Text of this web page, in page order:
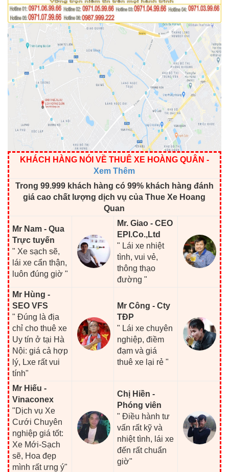
KHÁCH HÀNG NÓI VỀ THUÊ XE HOÀNG QUÂN -
Xem Thêm
Trong 99.999 khách hàng có 99% khách hàng đánh
giá cao chất lượng dịch vụ của Thue Xe Hoang
Quan
Mr Nam - Qua
Trực tuyến
" Xe sạch sẽ,
lái xe cẩn thận,
luôn đúng giờ "
Mr. Giao - CEO
EPI.Co.,Ltd
" Lái xe nhiệt
tình, vui vẻ,
thông thạo
đường "
Mr Hùng -
SEO VFS
" Đúng là địa
chỉ cho thuê xe
Uy tín ở tại Hà
Nội: giá cả hợp
lý, Lxe rất vui
tính"
Mr Công - Cty
TĐP
" Lái xe chuyên
nghiệp, điềm
đạm và giá
thuê xe lại rẻ "
Mr Hiếu -
Vinaconex
"Dịch vụ Xe
Cưới Chuyên
nghiệp giá tốt:
Xe Mới-Sạch
sẽ, Hoa đẹp
mình rất ưng ý"
Chị Hiền -
Phóng viên
" Điều hành tư
vấn rất kỹ và
nhiệt tình, lái xe
đến rất chuẩn
giờ"